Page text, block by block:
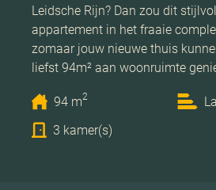
Leidsche Rijn? Dan zou dit
appartement in het fraaie
zomaar jouw nieuwe thuis
liefst 94m² aan woonruimte
94 m2
3 kamer(s)